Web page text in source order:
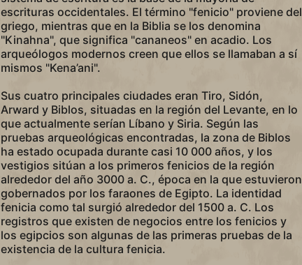
escrituras occidentales. El término "fenicio" proviene del
griego, mientras que en la Biblia se los denomina
"Kinahna", que significa "cananeos" en acadio. Los
arqueólogos modernos creen que ellos se llamaban a sí
mismos "Kena’ani".
Sus cuatro principales ciudades eran Tiro, Sidón,
Arward y Biblos, situadas en la región del Levante, en lo
que actualmente serían Líbano y Siria. Según las
pruebas arqueológicas encontradas, la zona de Biblos
ha estado ocupada durante casi 10 000 años, y los
vestigios sitúan a los primeros fenicios de la región
alrededor del año 3000 a. C., época en la que estuvieron
gobernados por los faraones de Egipto. La identidad
fenicia como tal surgió alrededor del 1500 a. C. Los
registros que existen de negocios entre los fenicios y
los egipcios son algunas de las primeras pruebas de la
existencia de la cultura fenicia.